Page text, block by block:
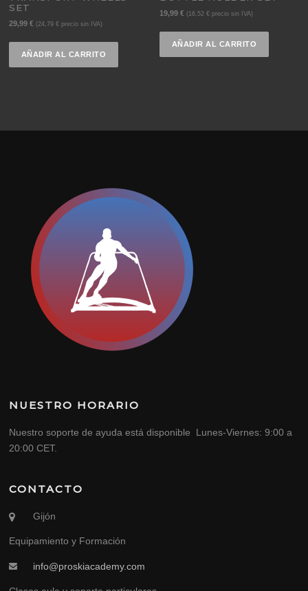
SET
29,99€ (24,79€ precio sin IVA)
AÑADIR AL CARRITO
19,99€ (16,52€ precio sin IVA)
AÑADIR AL CARRITO
NUESTRO HORARIO
Nuestro soporte de ayuda está disponible Lunes-Viernes: 9:00 a
20:00 CET.
CONTACTO
Gijón
Equipamiento y Formación
info@proskiacademy.com